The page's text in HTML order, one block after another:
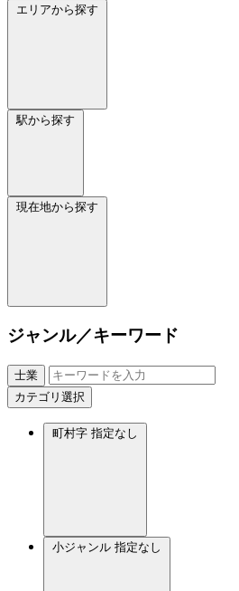
エリアから探す
駅から探す
現在地から探す
ジャンル／キーワード
士業
カテゴリ選択
町村字 指定なし
小ジャンル 指定なし